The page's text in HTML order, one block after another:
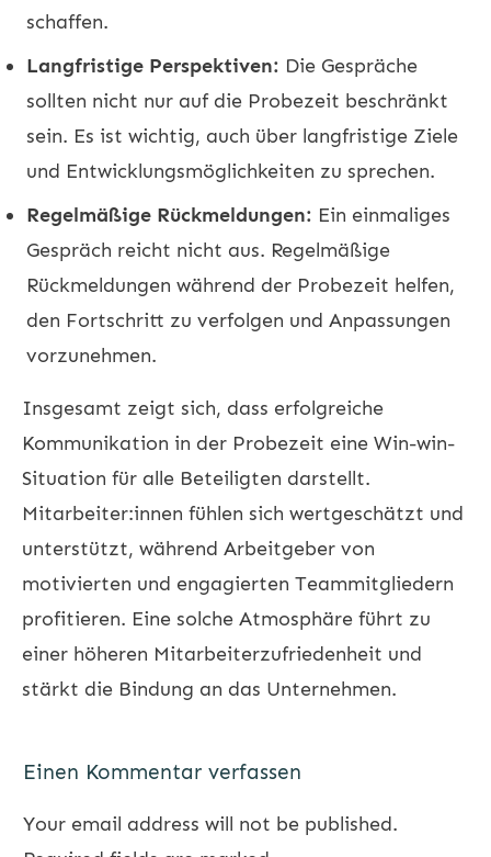
schaffen.
Langfristige Perspektiven: Die Gespräche
sollten nicht nur auf die Probezeit beschränkt
sein. Es ist wichtig, auch über langfristige Ziele
und Entwicklungsmöglichkeiten zu sprechen.
Regelmäßige Rückmeldungen: Ein einmaliges
Gespräch reicht nicht aus. Regelmäßige
Rückmeldungen während der Probezeit helfen,
den Fortschritt zu verfolgen und Anpassungen
vorzunehmen.
Insgesamt zeigt sich, dass erfolgreiche
Kommunikation in der Probezeit eine Win-win-
Situation für alle Beteiligten darstellt.
Mitarbeiter:innen fühlen sich wertgeschätzt und
unterstützt, während Arbeitgeber von
motivierten und engagierten Teammitgliedern
profitieren. Eine solche Atmosphäre führt zu
einer höheren Mitarbeiterzufriedenheit und
stärkt die Bindung an das Unternehmen.
Einen Kommentar verfassen
Your email address will not be published.